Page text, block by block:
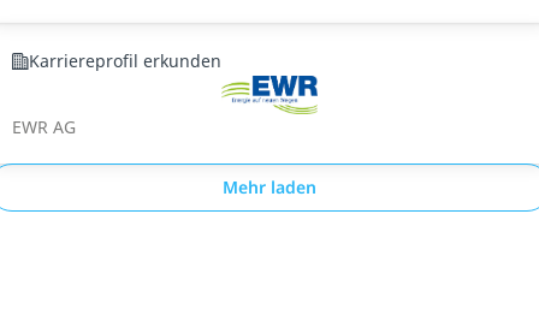
Karriereprofil erkunden
EWR AG
Mehr laden